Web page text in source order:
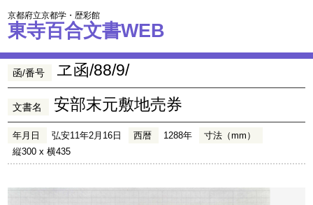
京都府立京都学・歴彩館
東寺百合文書WEB
函/番号 ヱ函/88/9/
文書名 安部末元敷地売券
年月日 弘安11年2月16日 西暦 1288年
寸法（mm）
縦300 x 横435